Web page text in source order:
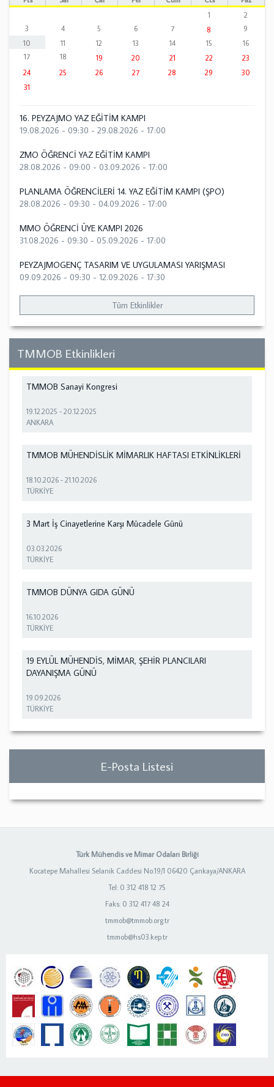
1
2
3
4 5 6 7 8
9
10
11 12 13 14 15
16
17
18 19 20 21 22
23
24
25 26 27 28 29
30
31
16. PEYZAJMO YAZ EĞİTİM KAMPI
19.08.2026 - 09:30 - 29.08.2026 - 17:00
ZMO ÖĞRENCİ YAZ EĞİTİM KAMPI
28.08.2026 - 09:00 - 03.09.2026 - 17:00
PLANLAMA ÖĞRENCİLERİ 14. YAZ EĞİTİM KAMPI (ŞPO)
28.08.2026 - 09:30 - 04.09.2026 - 17:00
MMO ÖĞRENCİ ÜYE KAMPI 2026
31.08.2026 - 09:30 - 05.09.2026 - 17:00
PEYZAJMOGENÇ TASARIM VE UYGULAMASI YARIŞMASI
09.09.2026 - 09:30 - 12.09.2026 - 17:30
Tüm Etkinlikler
TMMOB Etkinlikleri
TMMOB Sanayi Kongresi
19.12.2025 -20.12.2025
ANKARA
TMMOB MÜHENDİSLİK MİMARLIK HAFTASI ETKİNLİKLERİ
18.10.2026 -21.10.2026
TÜRKİYE
3 Mart İş Cinayetlerine Karşı Mücadele Günü
03.03.2026
TÜRKİYE
TMMOB DÜNYA GIDA GÜNÜ
16.10.2026
TÜRKİYE
19 EYLÜL MÜHENDİS, MİMAR, ŞEHİR PLANCILARI
DAYANIŞMA GÜNÜ
19.09.2026
TÜRKİYE
E-Posta Listesi
Türk Mühendis ve Mimar Odaları Birliği
Kocatepe Mahallesi Selanik Caddesi No:19/1 06420 Çankaya/ANKARA
Tel: 0 312 418 12 75
Faks: 0 312 417 48 24
tmmob@tmmob.org.tr
tmmob@hs03.kep.tr